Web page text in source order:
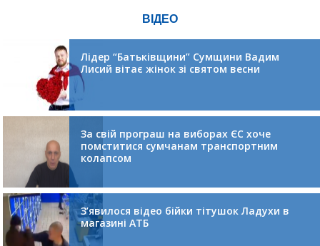
ВІДЕО
Лідер “Батьківщини” Сумщини Вадим
Лисий вітає жінок зі святом весни
За свій програш на виборах ЄС хоче
помститися сумчанам транспортним
колапсом
З’явилося відео бійки тітушок Ладухи в
магазині АТБ